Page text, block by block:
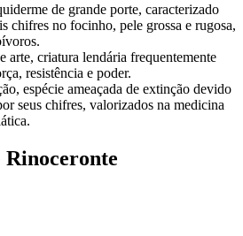
de grande porte, caracterizado
chifres no focinho, pele grossa e rugosa,
arte, criatura lendária frequentemente
resistência e poder.
espécie ameaçada de extinção devido
seus chifres, valorizados na medicina
Rinoceronte